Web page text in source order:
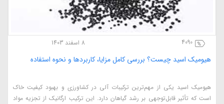
4090 8 اسفند 1403
هیومیک اسید چیست؟ بررسی کامل مزایا، کاربردها و نحوه استفاده
هیومیک اسید یکی از مهم‌ترین ترکیبات آلی در کشاورزی و بهبود کیفیت خاک
است که تأثیر قابل‌توجهی بر رشد گیاهان دارد. این ترکیب ارگانیک از تجزیه مواد